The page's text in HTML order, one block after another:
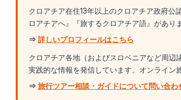
クロアチア在住13年以上のクロアチア政府
ロアチアへ』『旅するクロアチア語』があり
⇒ 詳しいプロフィールはこちら
クロアチア各地（およびスロベニアなど周
実践的な情報を発信しています。オンライン
⇒ 旅行ツアー相談・ガイドについて問い合わ